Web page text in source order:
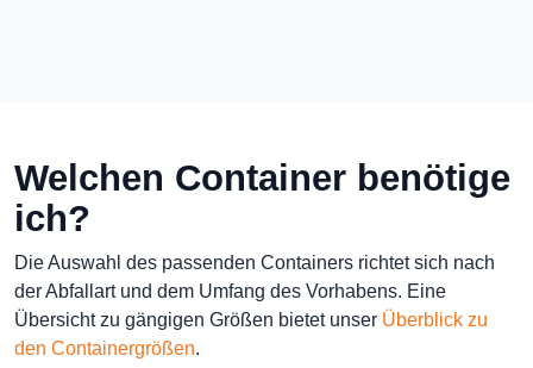
Welchen Container benötige
ich?
Die Auswahl des passenden Containers richtet sich nach
der Abfallart und dem Umfang des Vorhabens. Eine
Übersicht zu gängigen Größen bietet unser Überblick zu
den Containergrößen.